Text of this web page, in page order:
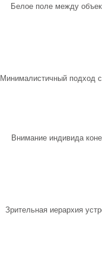
Белое поле между
Минималистичный подход
Внимание индивида
Зрительная иерархия